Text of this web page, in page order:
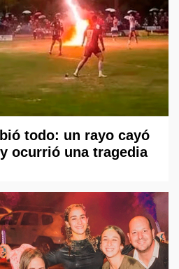
todo: un rayo cayó
ocurrió una tragedia